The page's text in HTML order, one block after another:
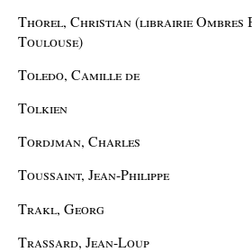
Thorel, Christian (librairie Ombres
Toulouse)
Toledo, Camille de
Tolkien
Tordjman, Charles
Toussaint, Jean-Philippe
Trakl, Georg
Trassard, Jean-Loup